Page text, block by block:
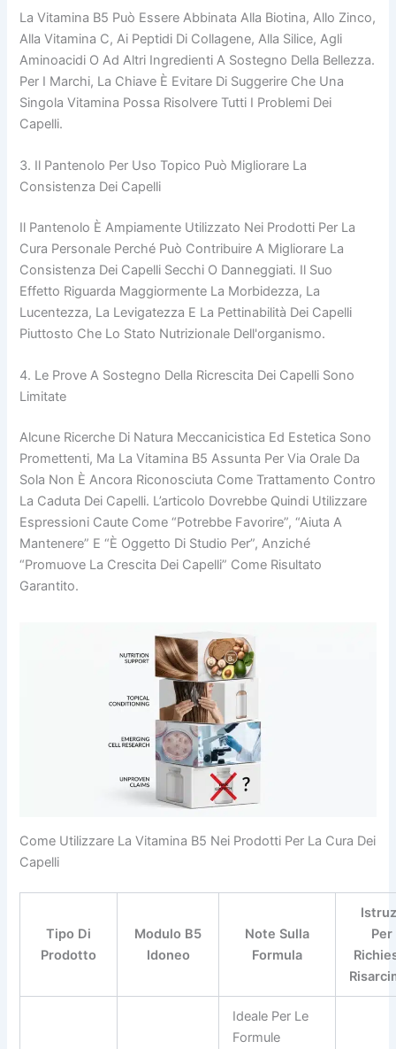
La Vitamina B5 Può Essere Abbinata Alla Biotina, Allo Zinco,
Alla Vitamina C, Ai Peptidi Di Collagene, Alla Silice, Agli
Aminoacidi O Ad Altri Ingredienti A Sostegno Della Bellezza.
Per I Marchi, La Chiave È Evitare Di Suggerire Che Una
Singola Vitamina Possa Risolvere Tutti I Problemi Dei
Capelli.
3. Il Pantenolo Per Uso Topico Può Migliorare La
Consistenza Dei Capelli
Il Pantenolo È Ampiamente Utilizzato Nei Prodotti Per La
Cura Personale Perché Può Contribuire A Migliorare La
Consistenza Dei Capelli Secchi O Danneggiati. Il Suo
Effetto Riguarda Maggiormente La Morbidezza, La
Lucentezza, La Levigatezza E La Pettinabilità Dei Capelli
Piuttosto Che Lo Stato Nutrizionale Dell'organismo.
4. Le Prove A Sostegno Della Ricrescita Dei Capelli Sono
Limitate
Alcune Ricerche Di Natura Meccanicistica Ed Estetica Sono
Promettenti, Ma La Vitamina B5 Assunta Per Via Orale Da
Sola Non È Ancora Riconosciuta Come Trattamento Contro
La Caduta Dei Capelli. L’articolo Dovrebbe Quindi Utilizzare
Espressioni Caute Come “potrebbe Favorire”, “aiuta A
Mantenere” E “è Oggetto Di Studio Per”, Anziché
“promuove La Crescita Dei Capelli” Come Risultato
Garantito.
Come Utilizzare La Vitamina B5 Nei Prodotti Per La Cura Dei
Capelli
Tipo Di
Prodotto
Modulo B5
Idoneo
Note Sulla
Formula
Per
Ideale Per Le
Formule